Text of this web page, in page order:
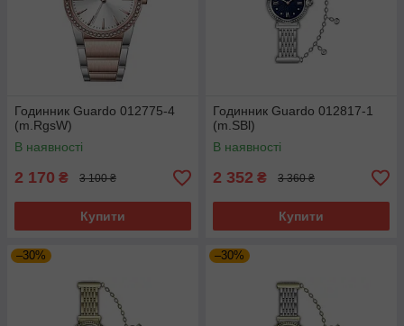
Годинник Guardo 012775-4
(m.RgsW)
В наявності
2 170 ₴ 3 100 ₴
Купити
Годинник Guardo 012817-1
(m.SBl)
В наявності
2 352 ₴ 3 360 ₴
Купити
–30% –30%